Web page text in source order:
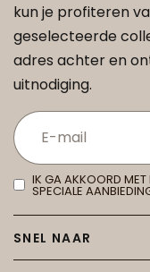
kun je profiteren
geselecteerde
adres achter en
uitnodiging.
IK GA AKKOORD
SPECIALE
SNEL NAAR